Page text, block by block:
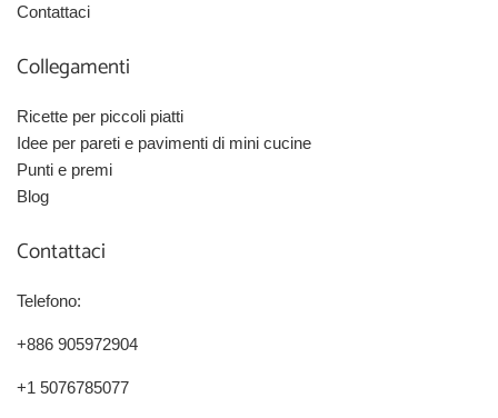
Contattaci
Collegamenti
Ricette per piccoli piatti
Idee per pareti e pavimenti di mini cucine
Punti e premi
Blog
Contattaci
Telefono:
+886 905972904
+1 5076785077